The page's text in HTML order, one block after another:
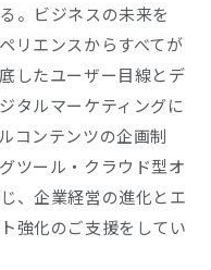
。ビジネスの未来を
リエンスからすべてが
したユーザー目線とデ
タルマーケティングに
コンテンツの企画制
ツール・クラウド型オ
、企業経営の進化とエ
強化のご支援をしてい